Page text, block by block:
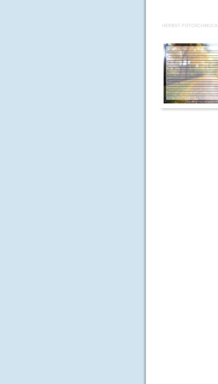
HERBST-